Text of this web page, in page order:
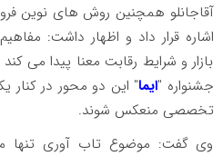
آقاجانلو همچنین روش های نوین
اشاره قرار داد و اظهار داشت:
بازار و شرایط رقابت معنا پیدا می
جشنواره "ایما" این دو محور در
تخصصی منعکس شوند.
وی گفت: موضوع تاب آوری